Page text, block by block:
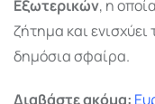
Εξωτερικών, η
ζήτημα και
δημόσια σφαίρα.
Διαβάστε ακόμα: